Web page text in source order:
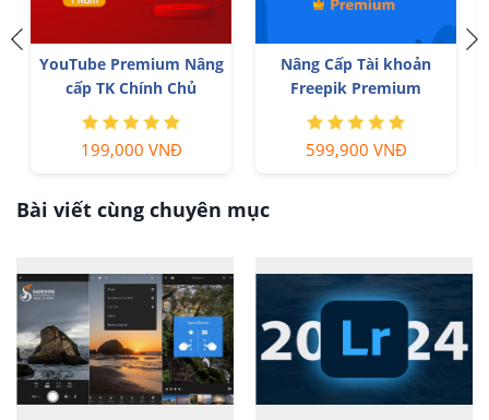
YouTube Premium Nâng
cấp TK Chính Chủ
199,000 VNĐ
Nâng Cấp Tài khoản
Freepik Premium
599,900 VNĐ
Bài viết cùng chuyên mục